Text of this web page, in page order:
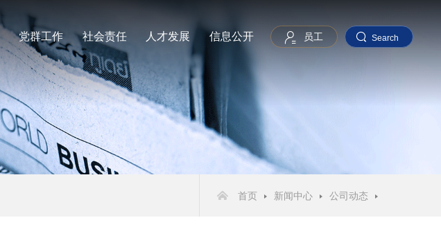
党群工作 社会责任 人才发展 信息公开 员工 Search
首页 新闻中心 公司动态